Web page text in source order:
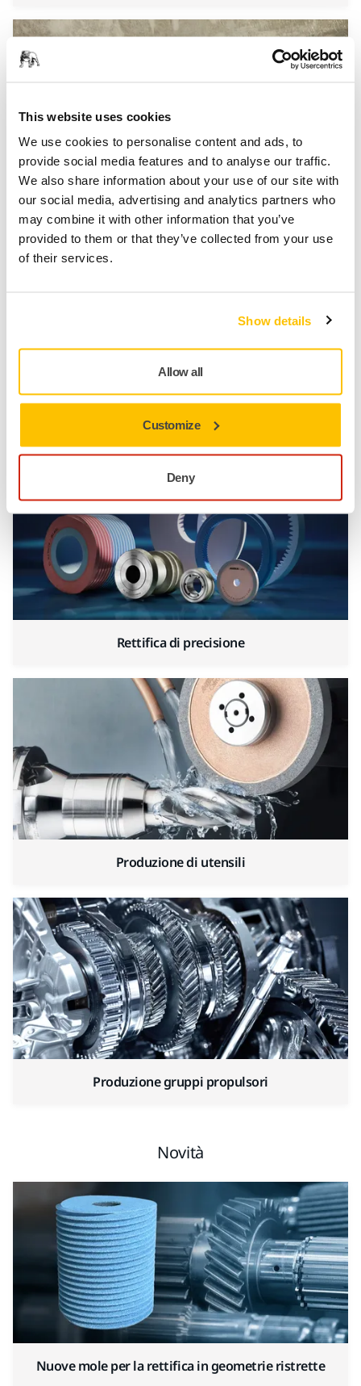
This website uses cookies
We use cookies to personalise content and ads, to
provide social media features and to analyse our traffic.
We also share information about your use of our site with
our social media, advertising and analytics partners who
may combine it with other information that you’ve
provided to them or that they’ve collected from your use
of their services.
Show details
Allow all
Customize
Deny
Materiali compositi
Automazione industriale
Rettifica di precisione
Produzione di utensili
Produzione gruppi propulsori
Novità
Nuove mole per la rettifica in geometrie ristrette